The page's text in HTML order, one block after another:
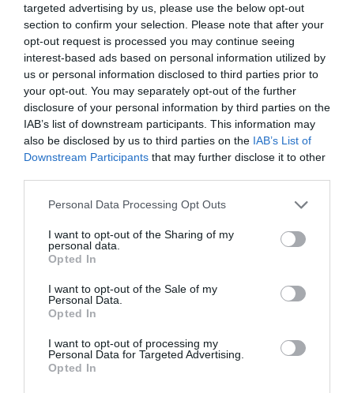
targeted advertising by us, please use the below opt-out
section to confirm your selection. Please note that after your
opt-out request is processed you may continue seeing
interest-based ads based on personal information utilized by
us or personal information disclosed to third parties prior to
your opt-out. You may separately opt-out of the further
disclosure of your personal information by third parties on the
IAB’s list of downstream participants. This information may
also be disclosed by us to third parties on the IAB’s List of
Downstream Participants that may further disclose it to other
Personal Data Processing Opt Outs
I want to opt-out of the Sharing of my
personal data.
Opted In
I want to opt-out of the Sale of my
Personal Data.
Opted In
I want to opt-out of processing my
Personal Data for Targeted Advertising.
Opted In
frequentemente rispediti nei loro paesi d’origine
per la ragione che potrebbero evitare di essere
perseguitati se nascondessero il proprio
orientamento sessuale o la propria identità di
genere. Pretendere che per ricevere “protezione”
queste persone rinuncino ai propri diritti umani,
spiegano i ricercatori, nega la funzione di questi
diritti.
Allo stesso modo, i richiedenti LGB sono
regolarmente rispediti in paesi in cui hanno un
fondato timore di essere incarcerati o condannati
a morte per avere svolto attività sessuali con
persone dello stesso sesso. Un altro esempio è
nei confronti di persone transessuali, che si